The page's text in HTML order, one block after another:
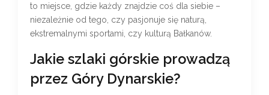
to miejsce, gdzie każdy znajdzie coś dla siebie –
niezależnie od tego, czy pasjonuje się naturą,
ekstremalnymi sportami, czy kulturą Bałkanów.
Jakie szlaki górskie prowadzą
przez Góry Dynarskie?